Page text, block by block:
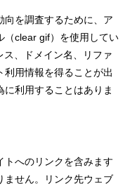
向を調査するために、ア
（clear gif）を使用してい
ス、ドメイン名、リファ
利用情報を得ることが出
利用することはありま
トへのリンクを含みます
ません。リンク先ウェブ